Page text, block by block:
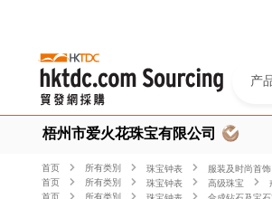
产
梧州市爱火花珠宝有限公司
首页 所有类別 珠宝钟表 服装及时尚首饰
首页
所有类別 珠宝钟表 高级珠宝
首页
所有类別